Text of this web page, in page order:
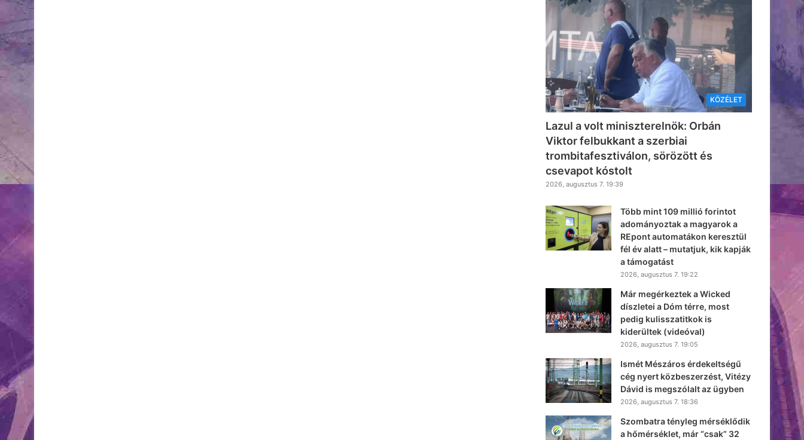
KÖZÉLET
Lazul a volt miniszterelnök: Orbán
Viktor felbukkant a szerbiai
trombitafesztiválon, sörözött és
csevapot kóstolt
2026, augusztus 7. 19:39
Több mint 109 millió forintot
adományoztak a magyarok a
REpont automatákon keresztül
fél év alatt – mutatjuk, kik kapják
a támogatást
2026, augusztus 7. 19:22
Már megérkeztek a Wicked
díszletei a Dóm térre, most
pedig kulisszatitkok is
kiderültek (videóval)
2026, augusztus 7. 19:05
Ismét Mészáros érdekeltségű
cég nyert közbeszerzést, Vitézy
Dávid is megszólalt az ügyben
2026, augusztus 7. 18:36
Szombatra tényleg mérséklődik
a hőmérséklet, már “csak” 32